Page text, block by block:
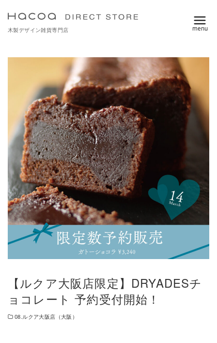
木製デザイン雑貨専門店
【ルクア大阪店限定】DRYADESチ
ョコレート 予約受付開始！
08.ルクア大阪店（大阪）